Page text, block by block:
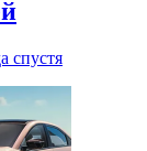
спустя